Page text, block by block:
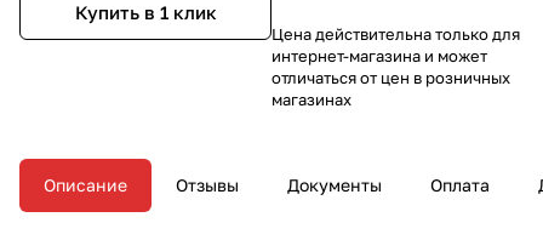
Купить в 1 клик
Цена действительна только для
интернет-магазина и может
отличаться от цен в розничных
магазинах
Описание Отзывы Документы Оплата